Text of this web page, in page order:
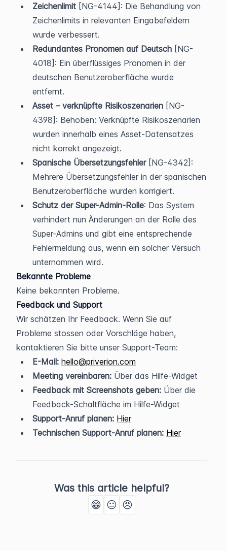
Zeichenlimit [NG-4144]: Die Behandlung von
Zeichenlimits in relevanten Eingabefeldern
wurde verbessert.
Redundantes Pronomen auf Deutsch [NG-
4018]: Ein überflüssiges Pronomen in der
deutschen Benutzeroberfläche wurde
entfernt.
Asset – verknüpfte Risikoszenarien [NG-
4398]: Behoben: Verknüpfte Risikoszenarien
wurden innerhalb eines Asset-Datensatzes
nicht korrekt angezeigt.
Spanische Übersetzungsfehler [NG-4342]:
Mehrere Übersetzungsfehler in der spanischen
Benutzeroberfläche wurden korrigiert.
Schutz der Super-Admin-Rolle: Das System
verhindert nun Änderungen an der Rolle des
Super-Admins und gibt eine entsprechende
Fehlermeldung aus, wenn ein solcher Versuch
unternommen wird.
Bekannte Probleme
Keine bekannten Probleme.
Feedback und Support
Wir schätzen Ihr Feedback. Wenn Sie auf
Probleme stossen oder Vorschläge haben,
kontaktieren Sie bitte unser Support-Team:
E-Mail: hello@priverion.com
Meeting vereinbaren: Über das Hilfe-Widget
Feedback mit Screenshots geben: Über die
Feedback-Schaltfläche im Hilfe-Widget
Support-Anruf planen: Hier
Technischen Support-Anruf planen: Hier
Was this article helpful?
😁 😐 😠